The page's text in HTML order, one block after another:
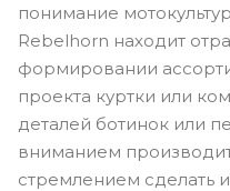
понимание
Rebelhorn находит
формировании
проекта куртки или
деталей ботинок или
вниманием
стремлением сделать